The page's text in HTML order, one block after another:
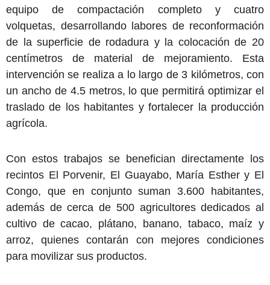
equipo de compactación completo y cuatro
volquetas, desarrollando labores de reconformación
de la superficie de rodadura y la colocación de 20
centímetros de material de mejoramiento. Esta
intervención se realiza a lo largo de 3 kilómetros, con
un ancho de 4.5 metros, lo que permitirá optimizar el
traslado de los habitantes y fortalecer la producción
agrícola.
Con estos trabajos se benefician directamente los
recintos El Porvenir, El Guayabo, María Esther y El
Congo, que en conjunto suman 3.600 habitantes,
además de cerca de 500 agricultores dedicados al
cultivo de cacao, plátano, banano, tabaco, maíz y
arroz, quienes contarán con mejores condiciones
para movilizar sus productos.